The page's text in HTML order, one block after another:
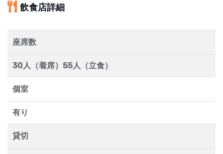
飲食店詳細
座席数
30人（着席）55人（立食）
個室
有り
貸切